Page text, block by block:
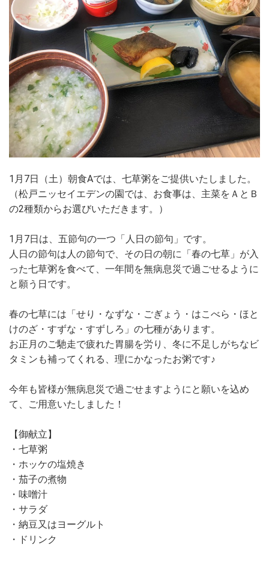
1月7日（土）朝食Aでは、七草粥をご提供いたしました。
（松戸ニッセイエデンの園では、お食事は、主菜をＡとＢ
の2種類からお選びいただきます。）
1月7日は、五節句の一つ「人日の節句」です。
人日の節句は人の節句で、その日の朝に「春の七草」が入
った七草粥を食べて、一年間を無病息災で過ごせるように
と願う日です。
春の七草には「せり・なずな・ごぎょう・はこべら・ほと
けのざ・すずな・すずしろ」の七種があります。
お正月のご馳走で疲れた胃腸を労り、冬に不足しがちなビ
タミンも補ってくれる、理にかなったお粥です♪
今年も皆様が無病息災で過ごせますようにと願いを込め
て、ご用意いたしました！
【御献立】
・七草粥
・ホッケの塩焼き
・茄子の煮物
・味噌汁
・サラダ
・納豆又はヨーグルト
・ドリンク